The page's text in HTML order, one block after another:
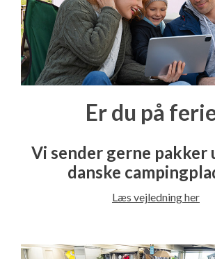
Er du på
Vi sender gerne pakker
danske
Læs vejledning her